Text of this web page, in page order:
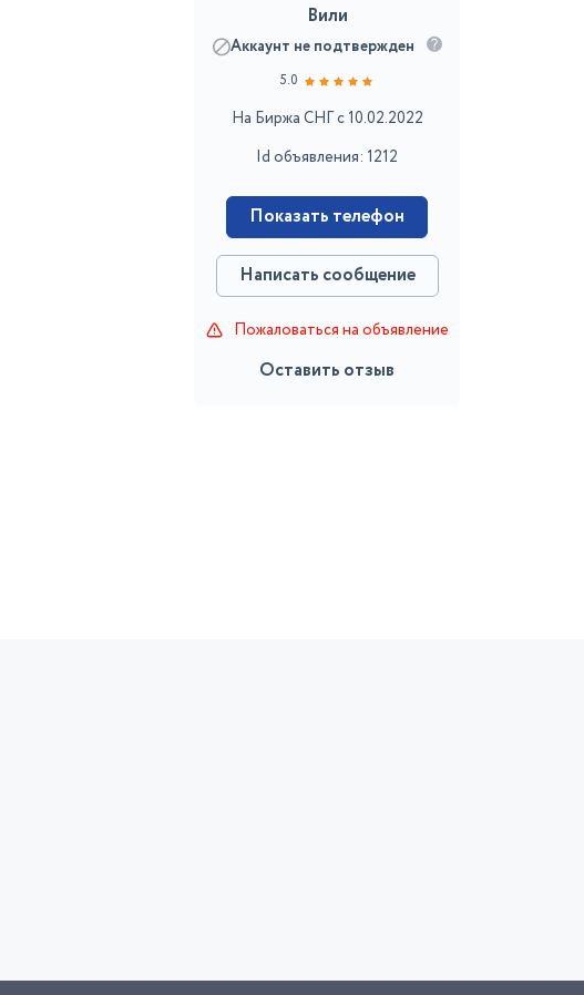
Вили
Аккаунт не подтвержден
5.0
На Биржа СНГ с 10.02.2022
Id объявления: 1212
Показать телефон
Написать сообщение
Пожаловаться на объявление
Оставить отзыв